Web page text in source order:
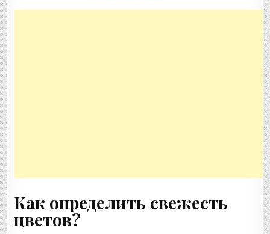
Как определить свежесть
цветов?